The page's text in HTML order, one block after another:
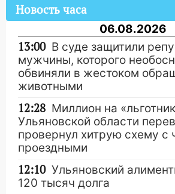
Новость часа
06.08.2026
13:00 В суде защитили
мужчины, которого
обвиняли в жестоком
животными
12:28 Миллион на
Ульяновской области
провернул хитрую схему с
проездными
12:10 Ульяновский
120 тысяч долга